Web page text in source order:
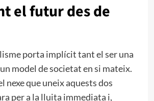
el futur des de
porta implícit tant el ser una
model de societat en si mateix.
nexe que uneix aquests dos
per a la lluita immediata i,